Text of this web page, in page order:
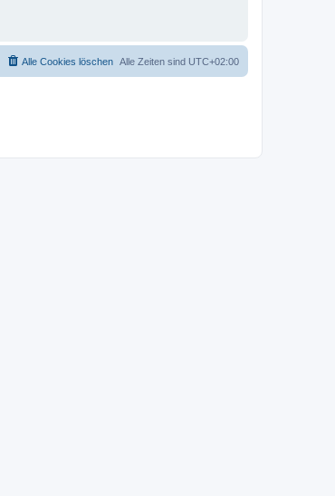
Alle Zeiten sind UTC+02:00
Alle Cookies löschen